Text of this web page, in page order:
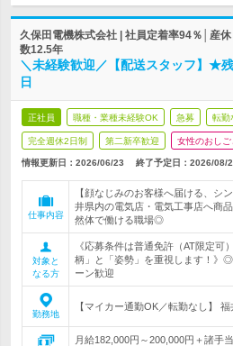
久保田電機株式会社 | 社員定着率94％│産
数12.5年
＼未経験歓迎／【配送スタッフ】★
日
正社員 職種・業種未経験OK 急募 転勤
完全週休2日制 第二新卒歓迎 女性のおしご
情報更新日：2026/06/23 終了予定日： 2026/08/
仕事内容
【顔なじみのお客様へ届ける、シ
井県内の電気店・電気工事店へ商
然体で働ける職場◎
対象と
なる方
《応募条件は普通免許（AT限定可
柄」と「姿勢」を重視します！
ーン歓迎
勤務地
【マイカー通勤OK／転勤なし】
月給182,000円～200,000円＋諸手